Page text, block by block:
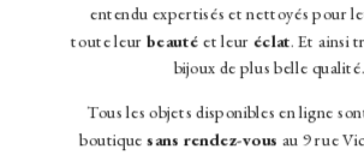
entendu expertisés et nettoyés pour
toute leur beauté et leur éclat. Et ainsi
bijoux de plus belle qualité.
Tous les objets disponibles en ligne
boutique sans rendez-vous au 9 rue